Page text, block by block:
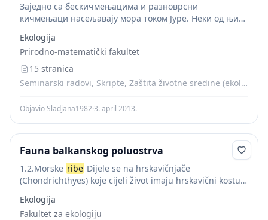
Заједно са бескичмењацима и разноврсни
кичмењаци насељавају мора током Јуре. Неки од њих
ишчезли. Најчешће су биле хрскавичаве рибе
(Chondrichthyes) и кошљорибе...
Ekologija
Prirodno-matematički fakultet
15 stranica
Seminarski radovi, Skripte, Zaštita životne sredine (ekologija)
Objavio Sladjana1982·3. april 2013.
Fauna balkanskog poluostrva
1.2.Morske ribe Dijele se na hrskavičnjače
(Chondrichthyes) koje cijeli život imaju hrskavični kostur
(Osteichthyes) koje imaju pravi kostur i u koje...
Ekologija
Fakultet za ekologiju